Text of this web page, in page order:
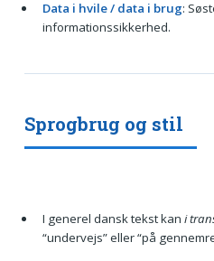
Data i hvile / data i brug:
informationssikkerhed.
Sprogbrug og stil
I generel dansk tekst kan i
“undervejs” eller “på